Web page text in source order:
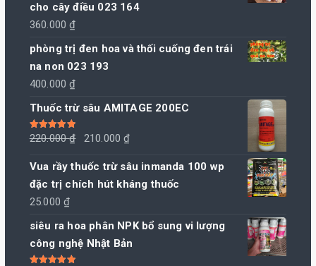
cho cây điều 023 164
360.000₫
phòng trị đen hoa và thối cuống đen trái
na non 023 193
400.000₫
Thuốc trừ sâu AMITAGE 200EC
Được xếp
5
220.000₫
Giá
là:
220.000 ₫.
210.000₫
tại
là:
Vua rầy thuốc trừ sâu inmanda 100 wp
đặc trị chích hút kháng thuốc
25.000₫
siêu ra hoa phân NPK bổ sung vi lượng
công nghệ Nhật Bản